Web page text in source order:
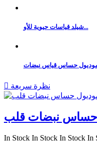
شيلد قياسات حيوية للأو...
 نظرة سريعة
In Stock In Stock In Stock In